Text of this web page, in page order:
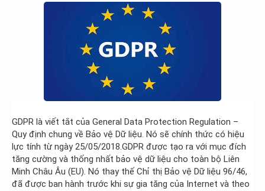
GDPR là viết tắt của General Data Protection Regulation –
Quy định chung về Bảo vệ Dữ liệu. Nó sẽ chính thức có hiệu
lực tính từ ngày 25/05/2018.GDPR được tạo ra với mục đích
tăng cường và thống nhất bảo vệ dữ liệu cho toàn bộ Liên
Minh Châu Âu (EU). Nó thay thế Chỉ thị Bảo vệ Dữ liệu 96/46,
đã được ban hành trước khi sự gia tăng của Internet và theo